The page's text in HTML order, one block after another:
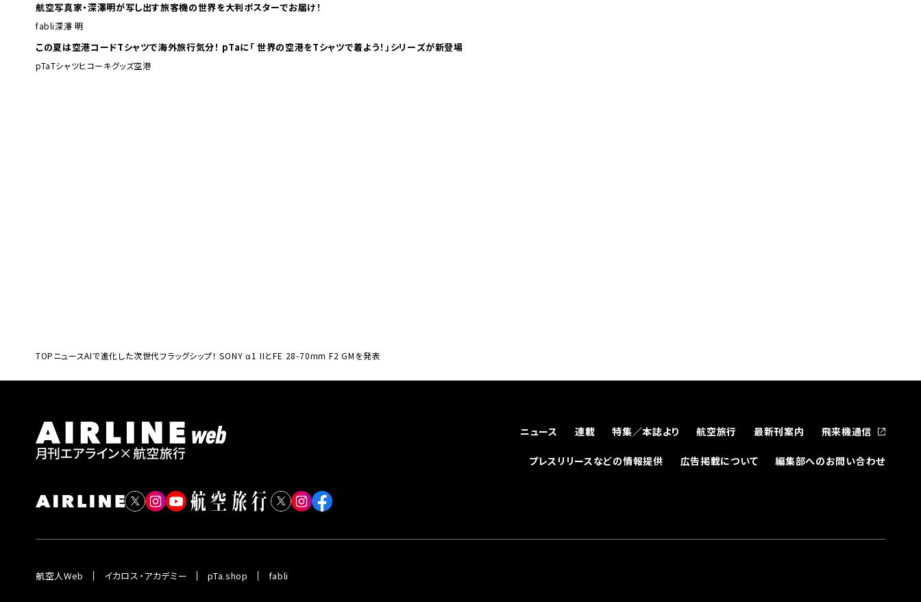
航空写真家・深澤明が写し出す旅客機の世界を大判ポスターでお届け！
fabli深澤 明
この夏は空港コードTシャツで海外旅行気分！ pTaに「 世界の空港をTシャツで着よう！」シリーズが新登場
pTaTシャツヒコーキグッズ空港
TOPニュースAIで進化した次世代フラッグシップ！ SONY α1 IIとFE 28-70mm F2 GMを発表
ニュース 連載 特集／本誌より 航空旅行 最新刊案内 飛来機通信
プレスリリースなどの情報提供 広告掲載について 編集部へのお問い合わせ
航空人Web イカロス・アカデミー pTa.shop fabli